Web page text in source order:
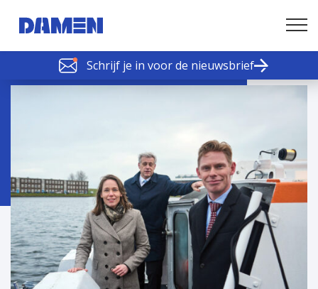
Schrijf je in voor de nieuwsbrief
SCHELDE SCHAKELS